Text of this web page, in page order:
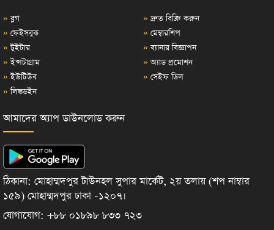
» ব্লগ
» ফেইসবুক
» টুইটার
» ইন্সটাগ্রাম
» ইউটিউব
» লিঙ্কডইন
» দ্রুত বিক্রি করুন
» মেম্বারশিপ
» ব্যানার বিজ্ঞাপন
» অ্যাড প্রমোশন
» সেইফ ডিল
আমাদের অ্যাপ ডাউনলোড করুন
ঠিকানা: মোহাম্মদপুর টাউনহল সুপার মার্কেট, ২য় তলায় (শপ নাম্বার
১৫৯) মোহাম্মদপুর ঢাকা -১২০৭।
যোগাযোগ: +৮৮ ০১৮৯৮ ৮৩৩ ৭২৩